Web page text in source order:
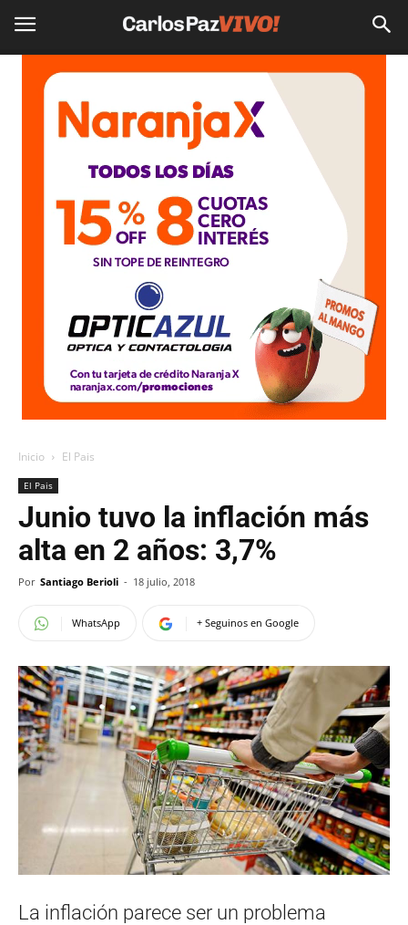
Inicio El Pais
El Pais
Junio tuvo la inflación más
alta en 2 años: 3,7%
Por Santiago Berioli - 18 julio, 2018
WhatsApp + Seguinos en Google
La inflación parece ser un problema